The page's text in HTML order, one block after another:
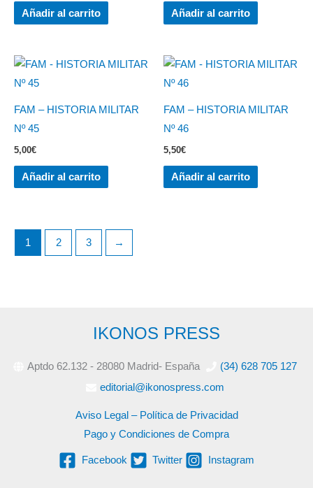
Añadir al carrito Añadir al carrito
FAM – HISTORIA MILITAR
Nº 45
5,00€
Añadir al carrito
FAM – HISTORIA MILITAR
Nº 46
5,50€
Añadir al carrito
1 2 3 →
IKONOS PRESS
Aptdo 62.132 - 28080 Madrid- España
(34) 628 705 127
editorial@ikonospress.com
Aviso Legal – Política de Privacidad
Pago y Condiciones de Compra
Facebook Twitter Instagram